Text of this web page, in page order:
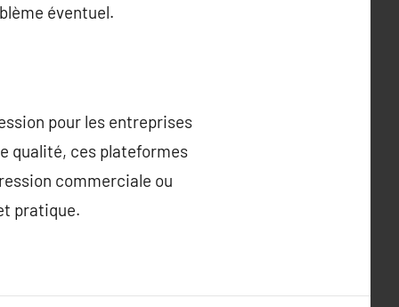
éventuel.
pour les entreprises
qualité, ces plateformes
commerciale ou
pratique.